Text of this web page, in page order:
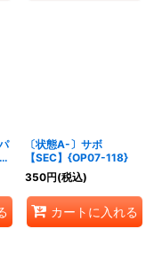
〔状態A-〕サボ
【SEC】{OP07-118}
350円(税込)
カートに入れる